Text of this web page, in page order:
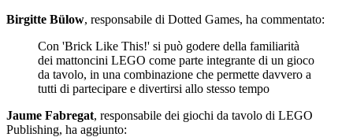
Birgitte Bülow, responsabile di Dotted Games, ha commentato:
Con 'Brick Like This!' si può godere della familiarità
dei mattoncini LEGO come parte integrante di un gioco
da tavolo, in una combinazione che permette davvero a
tutti di partecipare e divertirsi allo stesso tempo
Jaume Fabregat, responsabile dei giochi da tavolo di LEGO
Publishing, ha aggiunto: